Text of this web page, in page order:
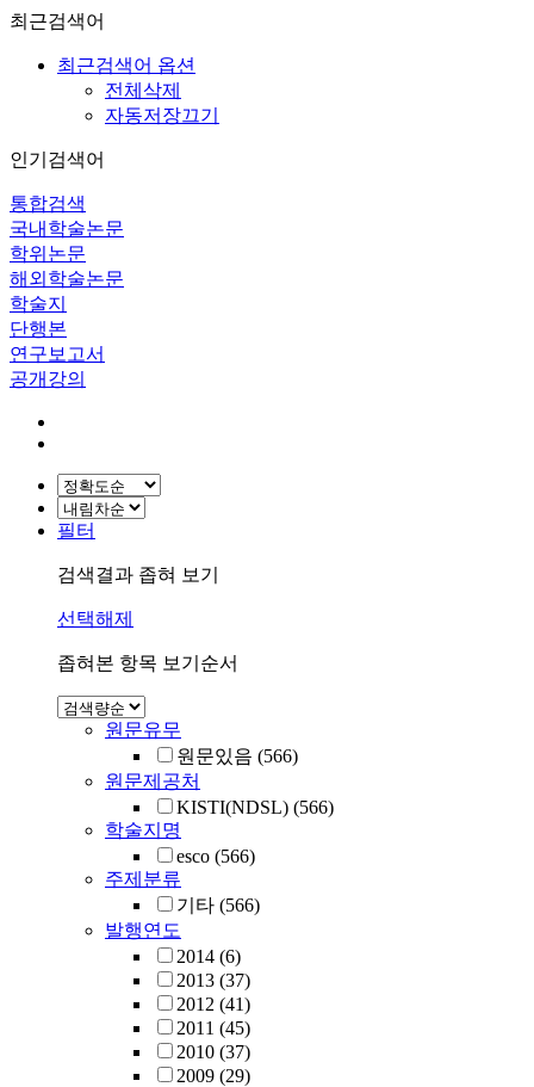
최근검색어
최근검색어 옵션
전체삭제
자동저장끄기
인기검색어
통합검색
국내학술논문
학위논문
해외학술논문
학술지
단행본
연구보고서
공개강의
필터
검색결과 좁혀 보기
선택해제
좁혀본 항목 보기순서
원문유무
원문있음 (566)
원문제공처
KISTI(NDSL) (566)
학술지명
esco (566)
주제분류
기타 (566)
발행연도
2014 (6)
2013 (37)
2012 (41)
2011 (45)
2010 (37)
2009 (29)